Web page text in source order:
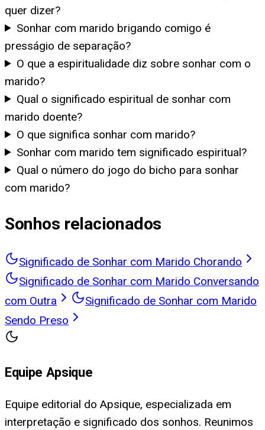
quer dizer?
Sonhar com marido brigando comigo é
presságio de separação?
O que a espiritualidade diz sobre sonhar com o
marido?
Qual o significado espiritual de sonhar com
marido doente?
O que significa sonhar com marido?
Sonhar com marido tem significado espiritual?
Qual o número do jogo do bicho para sonhar
com marido?
Sonhos relacionados
Significado de Sonhar com Marido Chorando
Significado de Sonhar com Marido Conversando
com Outra
Significado de Sonhar com Marido
Sendo Preso
Equipe Apsique
Equipe editorial do Apsique, especializada em
interpretação e significado dos sonhos. Reunimos